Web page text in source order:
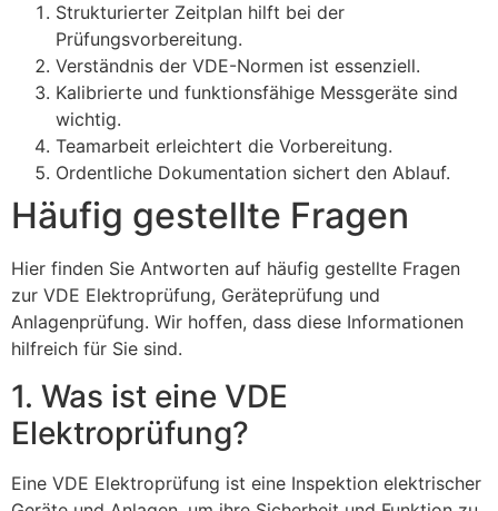
Strukturierter Zeitplan hilft bei der
Prüfungsvorbereitung.
Verständnis der VDE-Normen ist essenziell.
Kalibrierte und funktionsfähige Messgeräte sind
wichtig.
Teamarbeit erleichtert die Vorbereitung.
Ordentliche Dokumentation sichert den Ablauf.
Häufig gestellte Fragen
Hier finden Sie Antworten auf häufig gestellte Fragen
zur VDE Elektroprüfung, Geräteprüfung und
Anlagenprüfung. Wir hoffen, dass diese Informationen
hilfreich für Sie sind.
1. Was ist eine VDE
Elektroprüfung?
Eine VDE Elektroprüfung ist eine Inspektion elektrischer